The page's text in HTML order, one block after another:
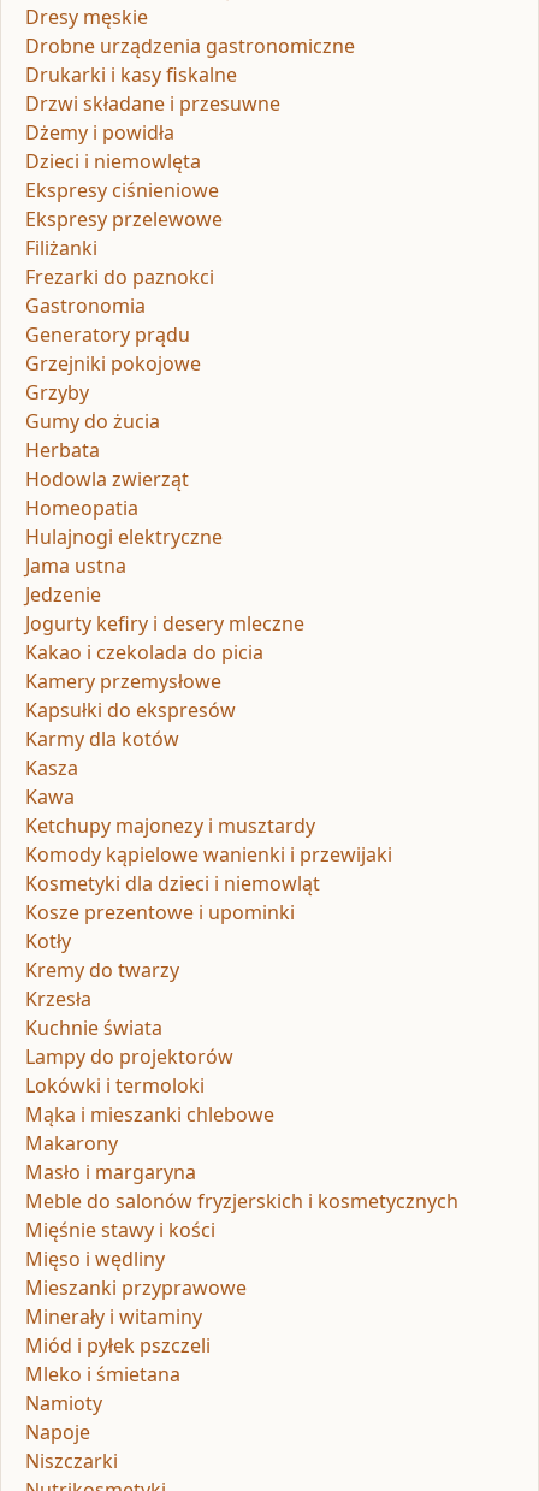
Dresy męskie
Drobne urządzenia gastronomiczne
Drukarki i kasy fiskalne
Drzwi składane i przesuwne
Dżemy i powidła
Dzieci i niemowlęta
Ekspresy ciśnieniowe
Ekspresy przelewowe
Filiżanki
Frezarki do paznokci
Gastronomia
Generatory prądu
Grzejniki pokojowe
Grzyby
Gumy do żucia
Herbata
Hodowla zwierząt
Homeopatia
Hulajnogi elektryczne
Jama ustna
Jedzenie
Jogurty kefiry i desery mleczne
Kakao i czekolada do picia
Kamery przemysłowe
Kapsułki do ekspresów
Karmy dla kotów
Kasza
Kawa
Ketchupy majonezy i musztardy
Komody kąpielowe wanienki i przewijaki
Kosmetyki dla dzieci i niemowląt
Kosze prezentowe i upominki
Kotły
Kremy do twarzy
Krzesła
Kuchnie świata
Lampy do projektorów
Lokówki i termoloki
Mąka i mieszanki chlebowe
Makarony
Masło i margaryna
Meble do salonów fryzjerskich i kosmetycznych
Mięśnie stawy i kości
Mięso i wędliny
Mieszanki przyprawowe
Minerały i witaminy
Miód i pyłek pszczeli
Mleko i śmietana
Namioty
Napoje
Niszczarki